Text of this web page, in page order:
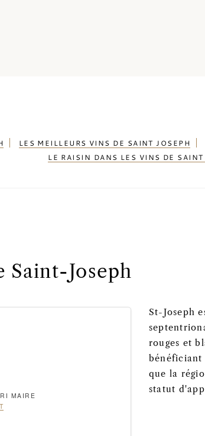
LES MEILLEURS VINS DE SAINT JOSEPH
LE RAISIN DANS LES VINS DE SAINT
Saint-Joseph
MAIRE
St-Joseph
rouges et
bénéficiant
que la
statut